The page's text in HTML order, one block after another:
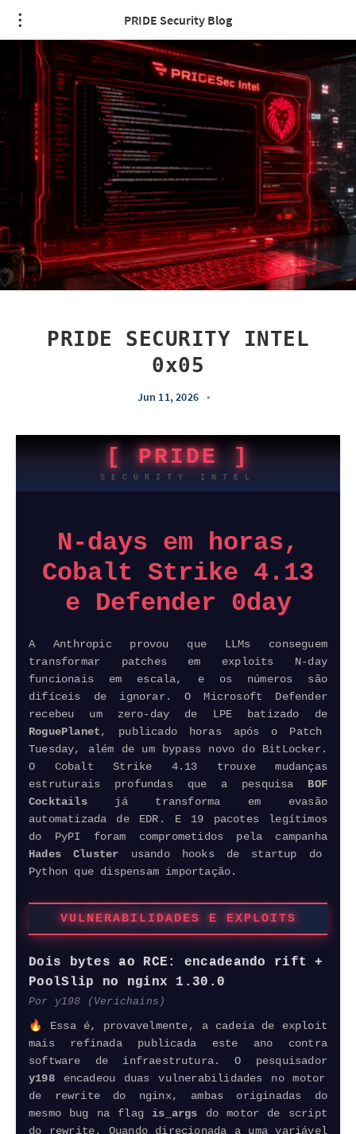
PRIDE Security Blog
PRIDE SECURITY INTEL
0x05
Jun 11, 2026 •
[ PRIDE ]
SECURITY INTEL
N-days em horas,
Cobalt Strike 4.13
e Defender 0day
A Anthropicprovou que LLMs conseguem
transformar patches em exploits N-day
funcionais em escala, e os números são
difíceis de ignorar. O Microsoft
Defender
recebeu um zero-day de LPE batizado de
RoguePlanet, publicado horas após o Patch
Tuesday, além de um bypass novo do BitLocker.
O Cobalt Strike 4.13 trouxe mudanças
estruturais profundas que a pesquisa BOF
Cocktails já transforma em evasão
automatizada de EDR. E 19 pacotes legítimos
do PyPI foram comprometidos pela campanha
Hades Cluster usando hooks de startup do
Python que dispensam importação.
VULNERABILIDADES E EXPLOITS
Dois bytes ao RCE: encadeando rift +
PoolSlip no nginx 1.30.0
Por y198 (Verichains)
🔥 Essa é, provavelmente, a cadeia de exploit
mais refinada publicada este ano contra
software de infraestrutura. O pesquisador
y198 encadeou duas vulnerabilidades no motor
de rewrite do nginx, ambas originadas do
mesmo bug na flag is_args do motor de script
do rewrite. Quando direcionada a uma variável